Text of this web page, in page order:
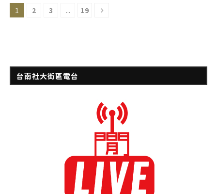
1 2 3 ... 19
台南社大街區電台